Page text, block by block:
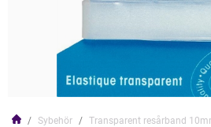
Sybehör Transparent resårband